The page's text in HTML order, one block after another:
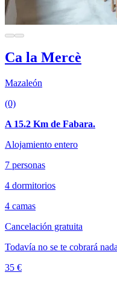
Ca la Mercè
Mazaleón
(0)
A 15.2 Km de Fabara.
Alojamiento entero
7 personas
4 dormitorios
4 camas
Cancelación gratuita
Todavía no se te cobrará
35 €